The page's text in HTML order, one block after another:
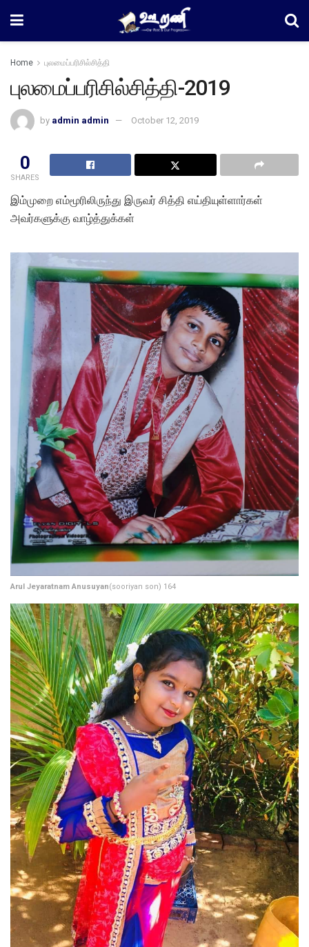
Home புலமைப்பரிசில்சித்தி
புலமைப்பரிசில்சித்தி-2019
by admin admin October 12, 2019
0
SHARES
இம்முறை எம்மூரிலிருந்து இருவர் சித்தி எய்தியுள்ளார்கள்
அவர்களுக்கு வாழ்த்துக்கள்
Arul Jeyaratnam Anusuyan(sooriyan son) 164